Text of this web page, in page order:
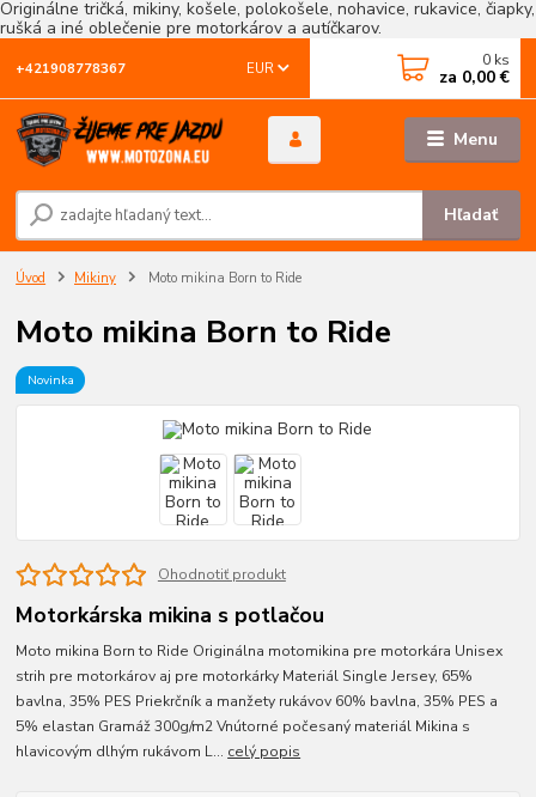
Originálne tričká, mikiny, košele, polokošele, nohavice, rukavice, čiapky,
rušká a iné oblečenie pre motorkárov a autíčkarov.
Menu
EUR
Hľadať
+421908778367 0 ks
za 0,00 €
Úvod Mikiny Moto mikina Born to Ride
Moto mikina Born to Ride
Novinka
Ohodnotiť produkt
Motorkárska mikina s potlačou
Moto mikina Born to Ride Originálna motomikina pre motorkára Unisex
strih pre motorkárov aj pre motorkárky Materiál Single Jersey, 65%
bavlna, 35% PES Priekrčník a manžety rukávov 60% bavlna, 35% PES a
5% elastan Gramáž 300g/m2 Vnútorné počesaný materiál Mikina s
hlavicovým dlhým rukávom L... celý popis